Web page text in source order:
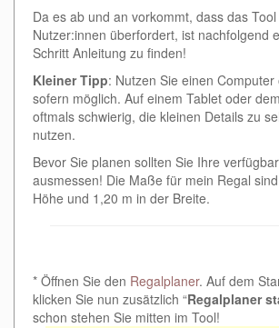
Da es ab und an vorkommt, dass das
Nutzer:innen überfordert, ist nachfolgend
Schritt Anleitung zu finden!
Kleiner Tipp: Nutzen Sie einen
sofern möglich. Auf einem Tablet oder
oftmals schwierig, die kleinen Details zu
nutzen.
Bevor Sie planen sollten Sie Ihre
ausmessen! Die Maße für mein Regal
Höhe und 1,20 m in der Breite.
* Öffnen Sie den Regalplaner. Auf dem
klicken Sie nun zusätzlich “Regalplaner
schon stehen Sie mitten im Tool!